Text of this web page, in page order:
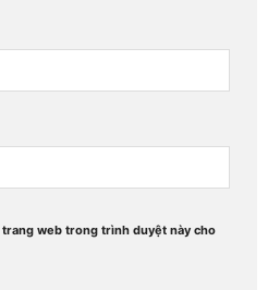
web trong trình duyệt này cho